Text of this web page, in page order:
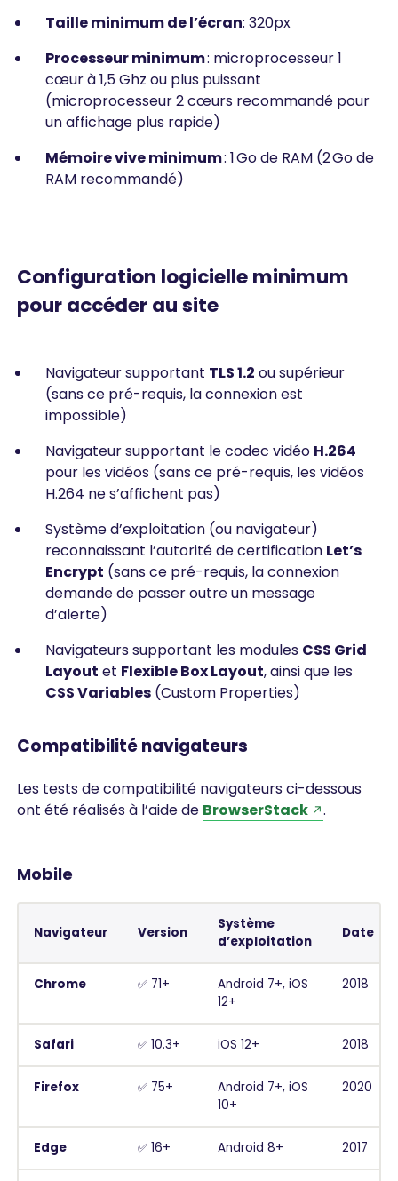
Taille minimum de l’écran: 320px
Processeur minimum: microprocesseur 1
cœur à 1,5 Ghz ou plus puissant
(microprocesseur 2 cœurs recommandé pour
un affichage plus rapide)
Mémoire vive minimum: 1 Go de RAM (2 Go de
RAM recommandé)
Configuration logicielle minimum
pour accéder au site
Navigateur supportant TLS 1.2 ou supérieur
(sans ce pré-requis, la connexion est
impossible)
Navigateur supportant le codec vidéo H.264
pour les vidéos (sans ce pré-requis, les vidéos
H.264 ne s’affichent pas)
Système d’exploitation (ou navigateur)
reconnaissant l’autorité de certification Let’s
Encrypt (sans ce pré-requis, la connexion
demande de passer outre un message
d’alerte)
Navigateurs supportant les modules CSS Grid
Layout et Flexible Box Layout, ainsi que les
CSS Variables (Custom Properties)
Compatibilité navigateurs
Les tests de compatibilité navigateurs ci-dessous
ont été réalisés à l’aide de BrowserStack .
Mobile
Navigateur Version
Système
d’exploitation
Date
Chrome ✅ 71+
Android 7+, iOS
12+
2018
Safari ✅ 10.3+ iOS 12+ 2018
Firefox ✅ 75+
Android 7+, iOS
10+
2020
Edge ✅ 16+ Android 8+ 2017